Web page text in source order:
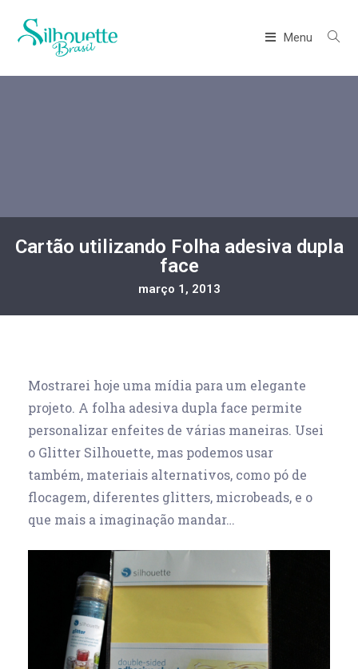
Menu
Cartão utilizando Folha adesiva dupla
face
março 1, 2013
Mostrarei hoje uma mídia para um elegante
projeto. A folha adesiva dupla face permite
personalizar enfeites de várias maneiras. Usei
o Glitter Silhouette, mas podemos usar
também, materiais alternativos, como pó de
flocagem, diferentes glitters, microbeads, e o
que mais a imaginação mandar…